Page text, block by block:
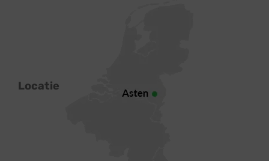
Locatie